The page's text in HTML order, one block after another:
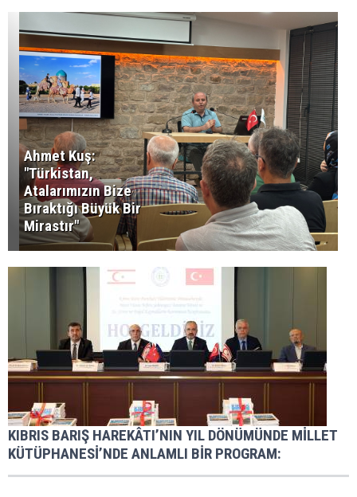
Ahmet Kuş:
"Türkistan,
Atalarımızın Bize
Bıraktığı Büyük Bir
Mirastır"
KIBRIS BARIŞ HAREKÂTI’NIN YIL DÖNÜMÜNDE MİLLET
KÜTÜPHANESİ’NDE ANLAMLI BİR PROGRAM: